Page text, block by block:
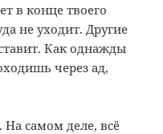
в конце твоего
не уходит. Другие
Как однажды
через ад,
На самом деле, всё